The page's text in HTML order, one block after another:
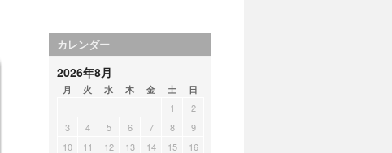
カレンダー
2026年8月
月 火 水 木 金 土 日
1
2
3
4 5 6 7 8
9
10
11 12 13 14 15
16